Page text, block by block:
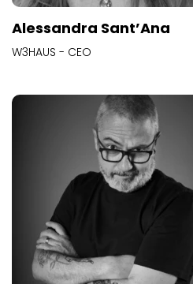
Alessandra Sant’Ana
W3HAUS - CEO